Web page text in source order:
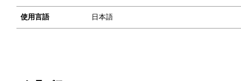
使用言語 日本語